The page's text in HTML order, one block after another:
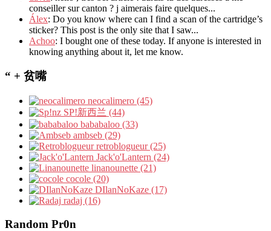
conseiller sur canton ? j aimerais faire quelques...
Álex: Do you know where can I find a scan of the cartridge’s
sticker? This post is the only site that I saw...
Achoo: I bought one of these today. If anyone is interested in
knowing anything about it, let me know.
“ + 贫嘴
neocalimero (45)
SP!新西兰 (44)
bababaloo (33)
ambseb (29)
retroblogueur (25)
Jack'o'Lantern (24)
linanounette (21)
cocole (20)
DIlanNoKaze (17)
radaj (16)
Random Pr0n